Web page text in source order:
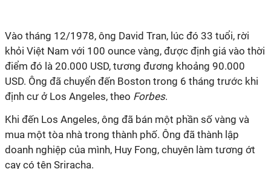
Vào tháng 12/1978, ông David Tran, lúc đó 33 tuổi, rời
khỏi Việt Nam với 100 ounce vàng, được định giá vào thời
điểm đó là 20.000 USD, tương đương khoảng 90.000
USD. Ông đã chuyển đến Boston trong 6 tháng trước khi
định cư ở Los Angeles, theo Forbes.
Khi đến Los Angeles, ông đã bán một phần số vàng và
mua một tòa nhà trong thành phố. Ông đã thành lập
doanh nghiệp của mình, Huy Fong, chuyên làm tương ớt
cay có tên Sriracha.